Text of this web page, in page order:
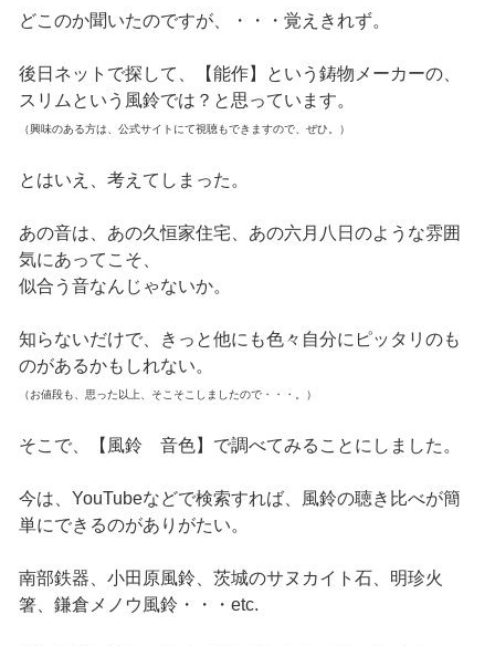
どこのか聞いたのですが、・・・覚えきれず。
後日ネットで探して、【能作】という鋳物メーカーの、
スリムという風鈴では？と思っています。
（興味のある方は、公式サイトにて視聴もできますので、ぜひ。）
とはいえ、考えてしまった。
あの音は、あの久恒家住宅、あの六月八日のような雰囲
気にあってこそ、
似合う音なんじゃないか。
知らないだけで、きっと他にも色々自分にピッタリのも
のがあるかもしれない。
（お値段も、思った以上、そこそこしましたので・・・。）
そこで、【風鈴 音色】で調べてみることにしました。
今は、YouTubeなどで検索すれば、風鈴の聴き比べが簡
単にできるのがありがたい。
南部鉄器、小田原風鈴、茨城のサヌカイト石、明珍火
箸、鎌倉メノウ風鈴・・・etc.